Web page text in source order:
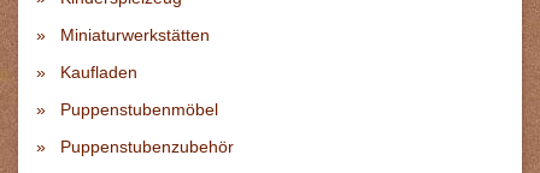
Miniaturwerkstätten
Kaufladen
Puppenstubenmöbel
Puppenstubenzubehör